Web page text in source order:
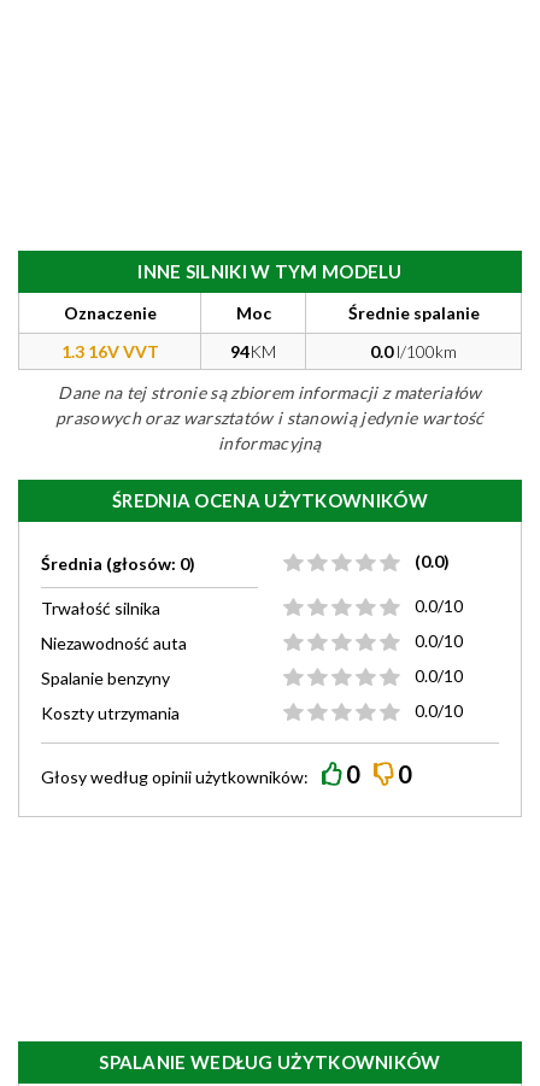
INNE SILNIKI W TYM MODELU
Oznaczenie Moc
Średnie spalanie
1.3 16V VVT
94KM 0.0l/100km
Dane na tej stronie są zbiorem informacji z materiałów
prasowych oraz warsztatów i stanowią jedynie wartość
informacyjną
ŚREDNIA OCENA UŻYTKOWNIKÓW
Średnia (głosów: 0) (0.0)
Trwałość silnika
0.0/10
Niezawodność auta
0.0/10
Spalanie benzyny
0.0/10
Koszty utrzymania
0.0/10
Głosy wedługopiniiużytkowników: 0 0
SPALANIE WEDŁUG UŻYTKOWNIKÓW